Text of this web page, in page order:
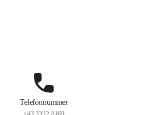
Telefonnummer